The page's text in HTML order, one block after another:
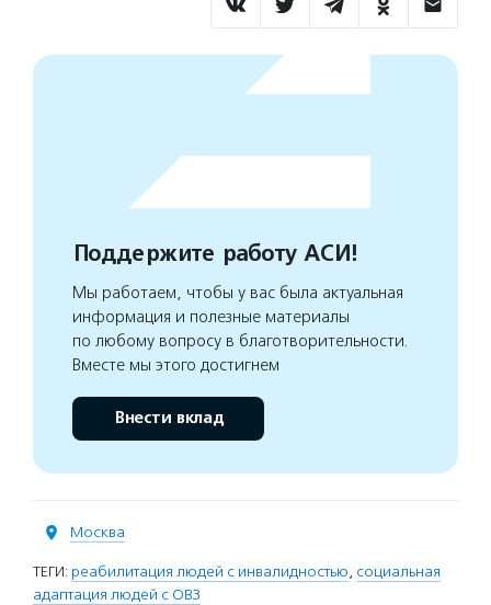
Поддержите работу АСИ!
Мы работаем, чтобы у вас была актуальная
информация и полезные материалы
по любому вопросу в благотворительности.
Вместе мы этого достигнем
Внести вклад
Москва
ТЕГИ: реабилитация людей с инвалидностью, социальная
адаптация людей с ОВЗ